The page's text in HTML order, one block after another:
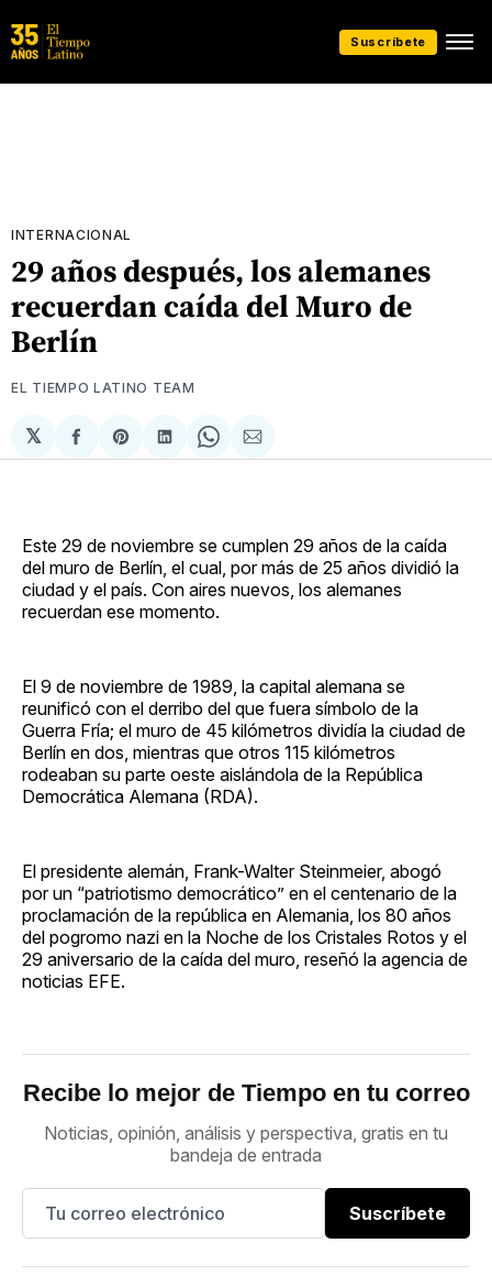
Suscríbete
INTERNACIONAL
29 años después, los alemanes
recuerdan caída del Muro de
Berlín
EL TIEMPO LATINO TEAM
𝕏
Compartir
en
Share
on
Compartir
en
Share
on
Compartir
via
Este 29 de noviembre se cumplen 29 años de la caída
del muro de Berlín, el cual, por más de 25 años dividió la
ciudad y el país. Con aires nuevos, los alemanes
recuerdan ese momento.
El 9 de noviembre de 1989, la capital alemana se
reunificó con el derribo del que fuera símbolo de la
Guerra Fría; el muro de 45 kilómetros dividía la ciudad de
Berlín en dos, mientras que otros 115 kilómetros
rodeaban su parte oeste aislándola de la República
Democrática Alemana (RDA).
El presidente alemán, Frank-Walter Steinmeier, abogó
por un “patriotismo democrático” en el centenario de la
proclamación de la república en Alemania, los 80 años
del pogromo nazi en la Noche de los Cristales Rotos y el
29 aniversario de la caída del muro, reseñó la agencia de
noticias EFE.
Recibe lo mejor de Tiempo en tu correo
Noticias, opinión, análisis y perspectiva, gratis en tu
bandeja de entrada
Suscríbete